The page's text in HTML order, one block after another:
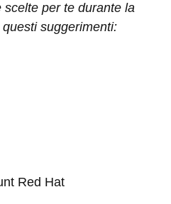
per te durante la
suggerimenti:
Red Hat